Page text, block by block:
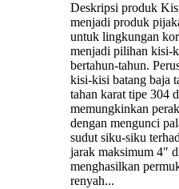
Deskripsi produk
menjadi produk
untuk lingkungan
menjadi pilihan kisi-
bertahun-tahun.
kisi-kisi batang baja
tahan karat tipe 304
memungkinkan
dengan mengunci
sudut siku-siku
jarak maksimum 4″
menghasilkan
renyah...